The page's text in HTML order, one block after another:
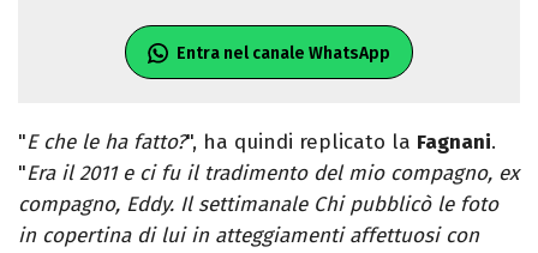
Entra nel canale WhatsApp
"E che le ha fatto?", ha quindi replicato la Fagnani.
"Era il 2011 e ci fu il tradimento del mio compagno, ex
compagno, Eddy. Il settimanale Chi pubblicò le foto
in copertina di lui in atteggiamenti affettuosi con